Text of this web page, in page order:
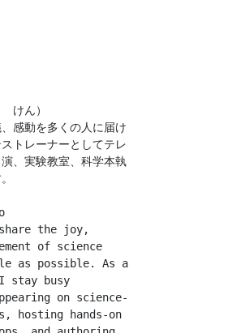
けん）
感動を多くの人に届け
トレーナーとしてテレ
、実験教室、科学本執
the joy,
of science
as possible. As a
stay busy
on science-
hosting hands-on